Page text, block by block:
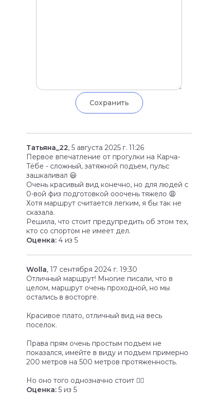
Татьяна_22, 5 августа 2025 г. 11:26
Первое впечатление от прогулки на Карча-
Тёбе - сложный, затяжной подъем, пульс
зашкаливал 😃
Очень красивый вид конечно, но для людей с
0-вой физ подготовкой ооочень тяжело 😩
Хотя маршрут считается легким, я бы так не
сказала.
Решила, что стоит предупредить об этом тех,
кто со спортом не имеет дел.
Оценка: 4 из 5
Wolla, 17 сентября 2024 г. 19:30
Отличный маршрут! Многие писали, что в
целом, маршрут очень проходной, но мы
остались в восторге.
Красивое плато, отличный вид на весь
поселок.
Права прям очень простым подъем не
показался, имейте в виду и подъем примерно
200 метров на 500 метров протяженность.
Но оно того однозначно стоит 👍🏼
Оценка: 5 из 5